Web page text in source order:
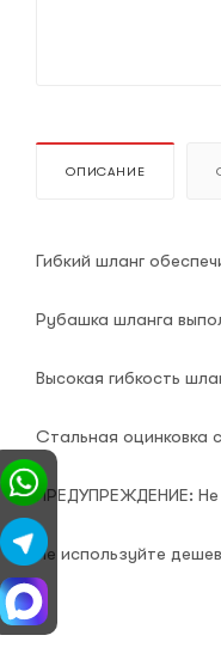
ОПИСАНИЕ
Гибкий шланг
Рубашка шланга
Высокая гибкость
Стальная оцинковка
ПРЕДУПРЕЖДЕНИЕ: Не
Не используйте